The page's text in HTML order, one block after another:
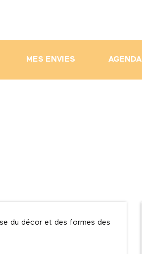
MES ENVIES AGENDA
du décor et des formes des